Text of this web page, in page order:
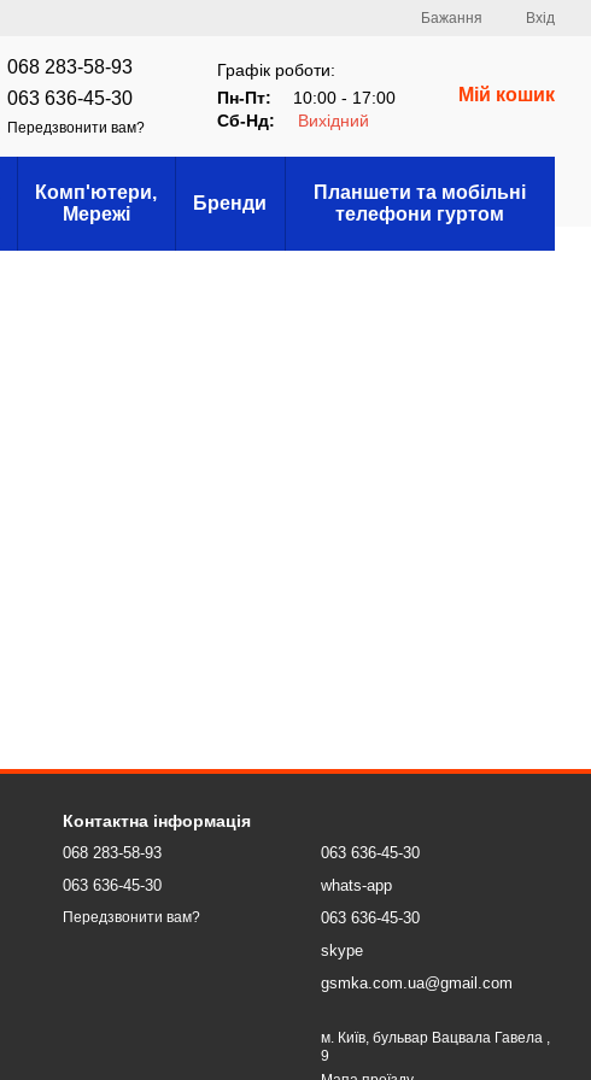
Бажання Вхід
068 283-58-93
063 636-45-30
Передзвонити вам?
Графік роботи:
Пн-Пт:
10:00 - 17:00
Сб-Нд:
Вихідний
Мій кошик
Комп'ютери,
Мережі
Бренди
Планшети та мобільні
телефони гуртом
Контактна інформація
068 283-58-93
063 636-45-30
Передзвонити вам?
063 636-45-30
whats-app
063 636-45-30
skype
gsmka.com.ua@gmail.com
м. Київ, бульвар Вацвала Гавела ,
9